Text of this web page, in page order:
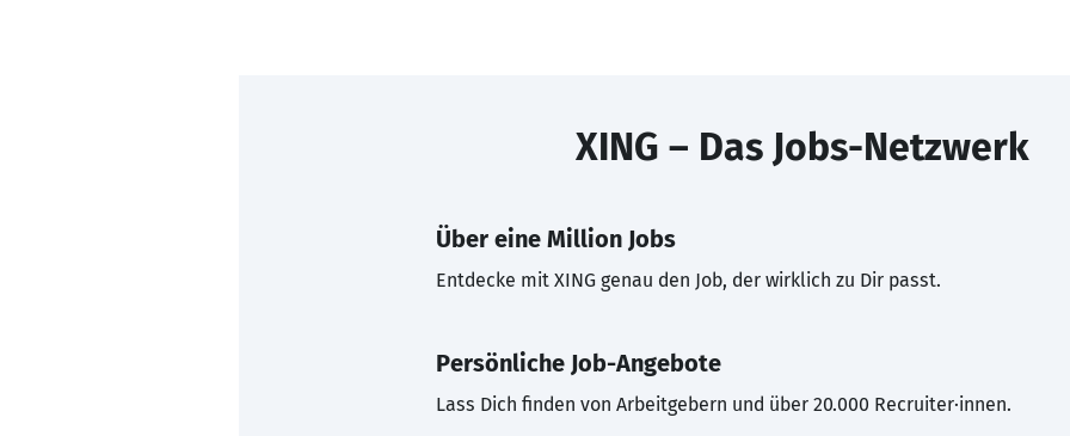
XING – Das Jobs-Netzwerk
Über eine Million Jobs
Entdecke mit XING genau den Job, der wirklich zu Dir passt.
Persönliche Job-Angebote
Lass Dich finden von Arbeitgebern und über 20.000 Recruiter·innen.